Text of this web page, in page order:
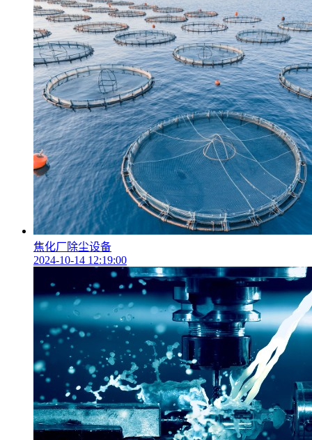
焦化厂除尘设备
2024-10-14 12:19:00